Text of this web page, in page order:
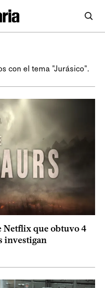
con el tema "Jurásico".
Netflix que obtuvo 4
investigan